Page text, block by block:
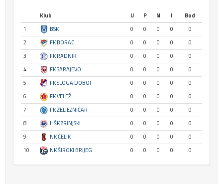
Klub U P N I
Bod
1
BSK 0 0 0 0
0
2
FK BORAC 0 0 0 0
0
3
FK RADNIK 0 0 0 0
0
4
FK SARAJEVO 0 0 0 0
0
5
FK SLOGA DOBOJ 0 0 0 0
0
6
FK VELEŽ 0 0 0 0
0
7
FK ŽELJEZNIČAR 0 0 0 0
0
8
HŠK ZRINJSKI 0 0 0 0
0
9
NK ČELIK 0 0 0 0
0
10
NK ŠIROKI BRIJEG 0 0 0 0 0